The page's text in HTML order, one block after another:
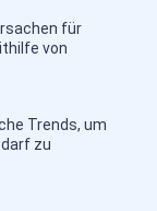
für
von
Trends, um
zu